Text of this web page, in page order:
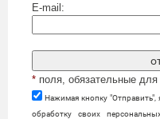
E-mail:
* поля, обязательные для
Нажимая кнопку
обработку своих